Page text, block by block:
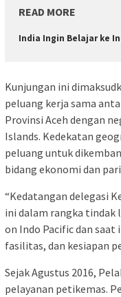
READ MORE
India Ingin Belajar ke
Kunjungan ini
peluang kerja sama
Provinsi Aceh dengan
Islands. Kedekatan
peluang untuk
bidang ekonomi dan
“Kedatangan delegasi
ini dalam rangka
on Indo Pacific dan
fasilitas, dan kesiapan
Sejak Agustus 2016,
pelayanan petikemas.